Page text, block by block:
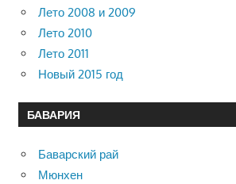
Лето 2008 и 2009
Лето 2010
Лето 2011
Новый 2015 год
БАВАРИЯ
Баварский рай
Мюнхен